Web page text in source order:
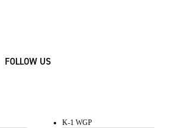
FOLLOW US
K-1 WGP